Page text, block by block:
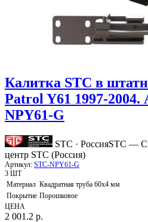
Калитка STC в
Patrol Y61 1997-2004.
NPY61-G
STC · РоссияSTC —
центр STC (Россия)
Артикул: STC-NPY61-G
3 ШТ
Материал Квадратная труба 60х4 мм
Покрытие Порошковое
ЦЕНА
2 001.2 р.